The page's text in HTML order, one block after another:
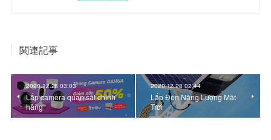
関連記事
2020.12.28 03:03
Lắp camera quan sát chính
hãng
2020.12.28 02:44
Lắp Đèn Năng Lượng Mặt
Trời